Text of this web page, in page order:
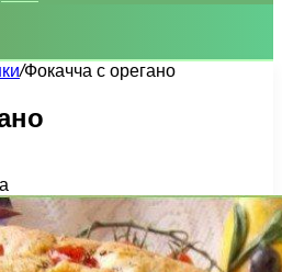
/Фокачча с орегано